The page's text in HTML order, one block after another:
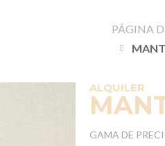
PÁGINA
ALQUILER
GAMA DE